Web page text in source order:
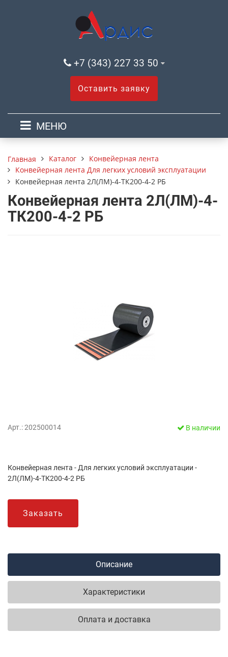
+7 (343) 227 33 50
Оставить заявку
МЕНЮ
Главная Каталог
Конвейерная лента
Конвейерная лента Для легких условий эксплуатации
Конвейерная лента 2Л(ЛМ)-4-ТК200-4-2 РБ
Конвейерная лента 2Л(ЛМ)-4-
ТК200-4-2 РБ
Арт.: 202500014 В наличии
Конвейерная лента - Для легких условий эксплуатации -
2Л(ЛМ)-4-ТК200-4-2 РБ
Заказать
Описание
Характеристики
Оплата и доставка